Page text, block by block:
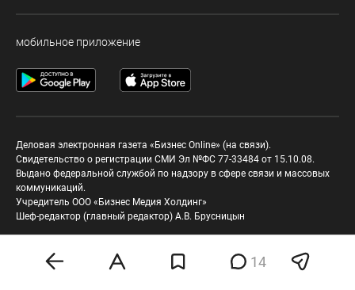
14
мобильное приложение
Деловая электронная газета «Бизнес Online» (на связи).
Свидетельство о регистрации СМИ Эл №ФС 77-33484 от 15.10.08.
Выдано федеральной службой по надзору в сфере связи и массовых
коммуникаций.
Учредитель ООО «Бизнес Медия Холдинг»
Шеф-редактор (главный редактор) А.В. Брусницын